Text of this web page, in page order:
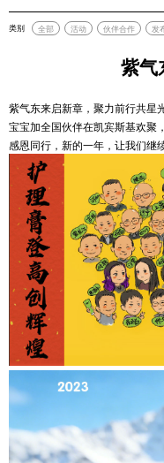
类别 全部 活动 伙伴合作 发
紫气
紫气东来启新章，聚力前行共星
宝宝加全国伙伴在凯宾斯基欢聚
感恩同行，新的一年，让我们继